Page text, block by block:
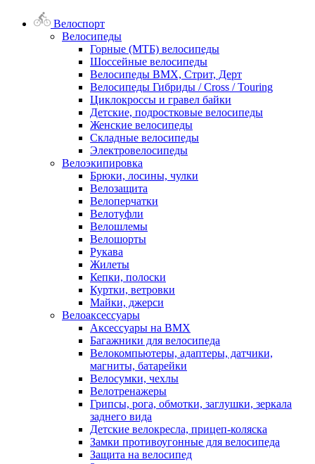
Велоспорт
Велосипеды
Горные (МТБ) велосипеды
Шоссейные велосипеды
Велосипеды BMX, Стрит, Дерт
Велосипеды Гибриды / Cross / Touring
Циклокроссы и гравел байки
Детские, подростковые велосипеды
Женские велосипеды
Складные велосипеды
Электровелосипеды
Велоэкипировка
Брюки, лосины, чулки
Велозащита
Велоперчатки
Велотуфли
Велошлемы
Велошорты
Рукава
Жилеты
Кепки, полоски
Куртки, ветровки
Майки, джерси
Велоаксессуары
Аксессуары на BMX
Багажники для велосипеда
Велокомпьютеры, адаптеры, датчики,
магниты, батарейки
Велосумки, чехлы
Велотренажеры
Грипсы, рога, обмотки, заглушки, зеркала
заднего вида
Детские велокресла, прицеп-коляска
Замки противоугонные для велосипеда
Защита на велосипед